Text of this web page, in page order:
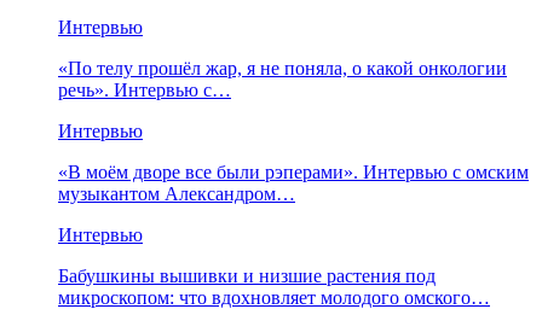
Интервью
«По телу прошёл жар, я не поняла, о какой онкологии
речь». Интервью с…
Интервью
«В моём дворе все были рэперами». Интервью с омским
музыкантом Александром…
Интервью
Бабушкины вышивки и низшие растения под
микроскопом: что вдохновляет молодого омского…